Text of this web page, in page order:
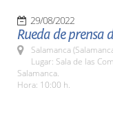
29/08/2022
Rueda de prensa
Salamanca
Lugar: Sala de las
Salamanca.
Hora: 10:00 h.